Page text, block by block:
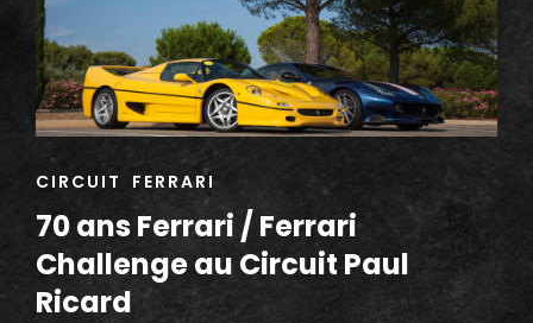
CAT
CIRCUIT FERRARI
70 ans Ferrari / Ferrari
Challenge au Circuit Paul
Ricard